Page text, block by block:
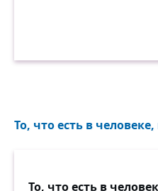
То, что есть в
То, что есть в